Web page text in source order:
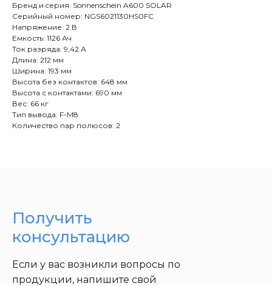
Бренд и cерия: Sonnenschein A600 SOLAR
Серийный номер: NGS6021130HS0FC
Напряжение: 2 В
Емкость: 1126 Ач
Ток разряда: 9,42 А
Длина: 212 мм
Ширина: 193 мм
Высота без контактов: 648 мм
Высота с контактами: 690 мм
Вес: 66 кг
Тип вывода: F-M8
Количество пар полюсов: 2
Если у вас возникли вопросы по
продукции, напишите свой
Получить
консультацию